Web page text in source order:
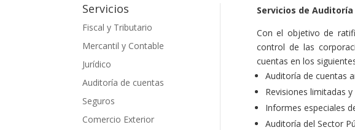
Servicios
Fiscal y Tributario
Mercantil y Contable
Jurídico
Auditoría de cuentas
Seguros
Comercio Exterior
Servicios de
Con el objetivo de
control de las
cuentas en los
Auditoría de cuentas
Revisiones limitadas
Informes especiales
Auditoría del Sector